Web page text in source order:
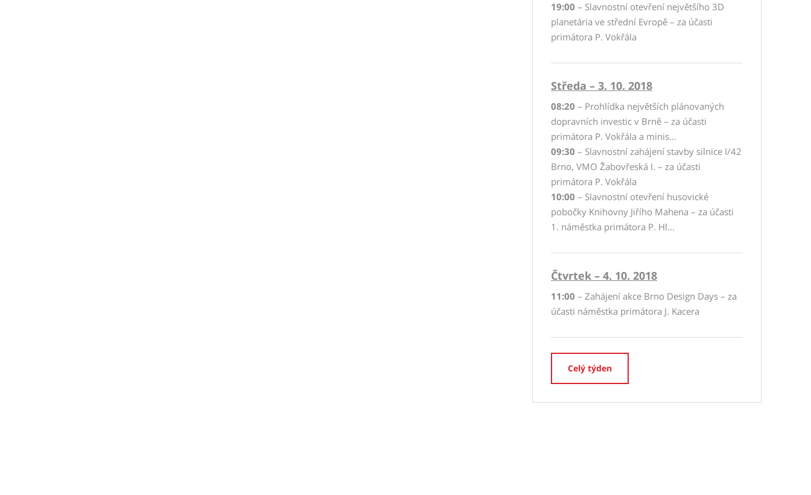
19:00 – Slavnostní otevření největšího 3D
planetária ve střední Evropě – za účasti
primátora P. Vokřála
Středa – 3. 10. 2018
08:20 – Prohlídka největších plánovaných
dopravních investic v Brně – za účasti
primátora P. Vokřála a minis...
09:30 – Slavnostní zahájení stavby silnice I/42
Brno, VMO Žabovřeská I. – za účasti
primátora P. Vokřála
10:00 – Slavnostní otevření husovické
pobočky Knihovny Jiřího Mahena – za účasti
1. náměstka primátora P. Hl...
Čtvrtek – 4. 10. 2018
11:00 – Zahájení akce Brno Design Days – za
účasti náměstka primátora J. Kacera
Celý týden